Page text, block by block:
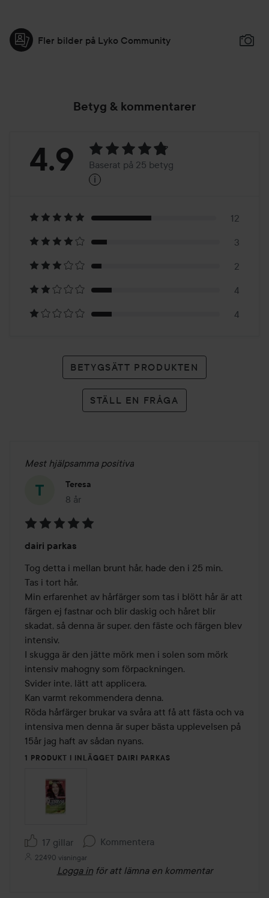
Fler bilder på Lyko Community
Betyg & kommentarer
Betyg:
Baserat
på
25
betyg
4.9 Baserat på 25 betyg
i
12
3
2
4
4
BETYGSÄTT PRODUKTEN
STÄLL EN FRÅGA
Mest hjälpsamma positiva
Teresa
8 år
Inlägget skapades 8 år
5
av
5
dairi parkas
Tog detta i mellan brunt hår, hade den i 25 min.
Tas i tort hår.
Min erfarenhet av hårfärger som tas i blött hår är att
färgen ej fastnar och blir daskig och håret blir
skadat, så denna är super. den fäste och färgen blev
intensiv.
I skugga är den jätte mörk men i solen som mörk
intensiv mahogny som förpackningen.
Svider inte, lätt att applicera.
Kan varmt rekommendera denna.
Röda hårfärger brukar va svåra att få att fästa och va
intensiva men denna är super bästa upplevelsen på
1 PRODUKT I INLÄGGET DAIRI PARKAS
17 gillar Kommentera
22490 visningar
Logga in för att lämna en kommentar